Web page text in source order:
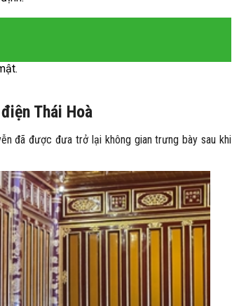
Thái Hoà
đã được đưa trở lại không gian trưng bày sau khi